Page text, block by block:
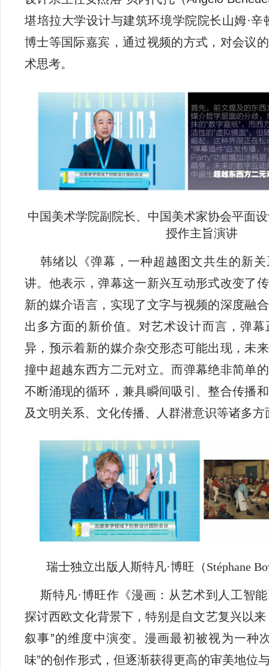
堪培拉大学设计与建筑环境学院院长山姆·辛
博士等国际嘉宾，通过视频的方式，对会议
术思考。
中国美术学院副院长、中国美术家协会平面
授作主旨演讲
韩绪以《弹幕，一种超越图文共生的新
讲。他表示，弹幕这一新兴互动形式改变了
新的媒介语言，实现了文字与视频的深度融
出多方面的新价值。对艺术设计而言，弹
异，预示着新的媒介杂交形态可能出现，未
撞中超越东西方二元对立。而弹幕绝非简单
不断涌现的循环，兼具瞬间吸引、整合传播
及文明关系、文化传播、人群潜意识等诸多方
瑞士独立出版人斯特凡·博旺（Stéphane
斯特凡·博旺作《漫画：从艺术到人工智
探讨西欧文化背景下，特别是自文艺复兴以
叙事”的维度中演变。漫画最初被视为一种
味”的创作形式，但逐渐获得更高的审美地位